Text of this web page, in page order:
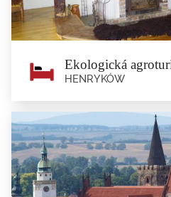
HENRYKÓW
Ekologická